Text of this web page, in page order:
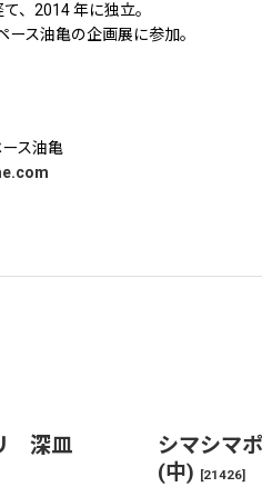
、2014 年に独立。
ース油亀の企画展に参加。
ス油亀
深皿
シマシマ
(中) [21426]